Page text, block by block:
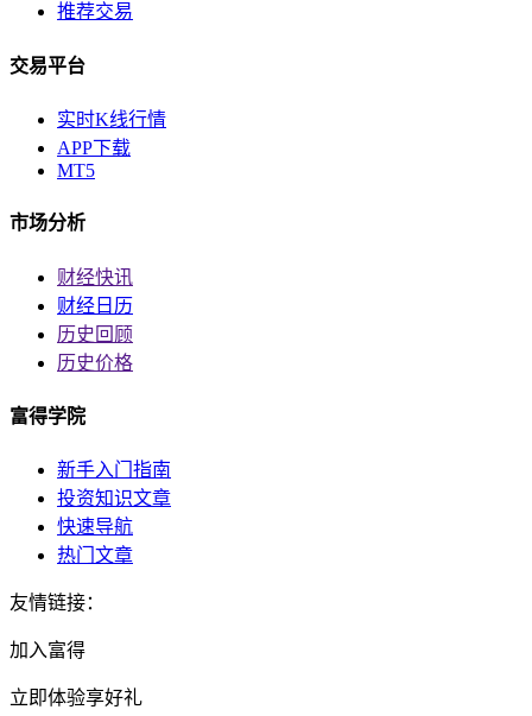
推荐交易
交易平台
实时K线行情
APP下载
MT5
市场分析
财经快讯
财经日历
历史回顾
历史价格
富得学院
新手入门指南
投资知识文章
快速导航
热门文章
友情链接：
加入富得
立即体验享好礼